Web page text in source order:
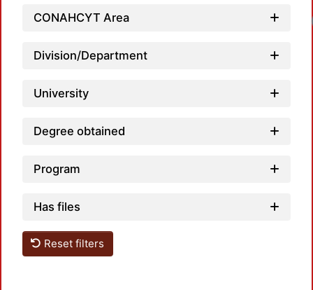
CONAHCYT Area
Division/Department
University
Degree obtained
Program
Has files
Reset filters